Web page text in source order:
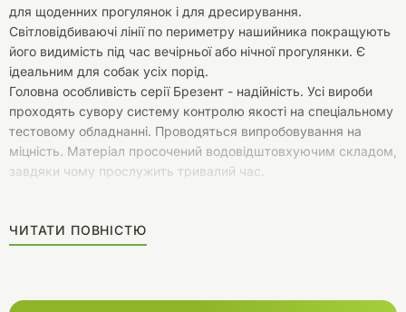
для щоденних прогулянок і для дресирування.
Світловідбиваючі лінії по периметру нашийника покращують
його видимість під час вечірньої або нічної прогулянки. Є
ідеальним для собак усіх порід.
Головна особливість серії Брезент - надійність. Усі вироби
проходять сувору систему контролю якості на спеціальному
тестовому обладнанні. Проводяться випробовування на
міцність. Матеріал просочений водовідштовхуючим складом,
завдяки чому прослужить тривалий час.
ЧИТАТИ ПОВНІСТЮ